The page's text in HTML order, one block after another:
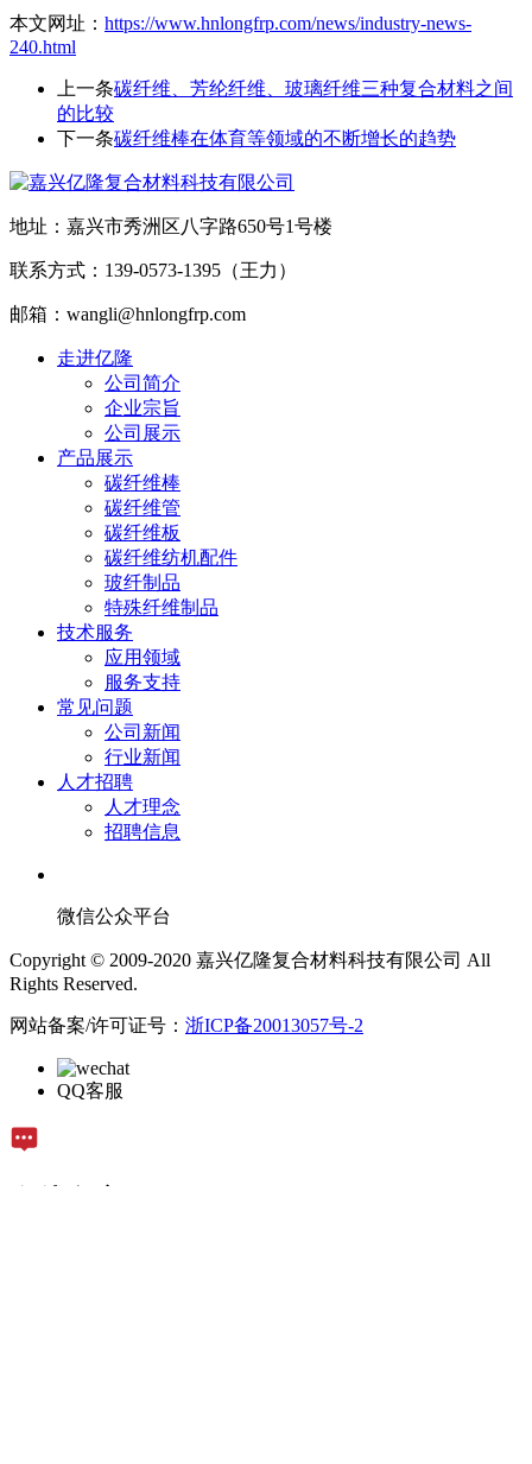
本文网址： https://www.hnlongfrp.com/news/industry-news-
240.html
上一条碳纤维、芳纶纤维、玻璃纤维三种复合材料之间
的比较
下一条碳纤维棒在体育等领域的不断增长的趋势
地址：嘉兴市秀洲区八字路650号1号楼
联系方式：139-0573-1395（王力）
邮箱：wangli@hnlongfrp.com
走进亿隆
公司简介
企业宗旨
公司展示
产品展示
碳纤维棒
碳纤维管
碳纤维板
碳纤维纺机配件
玻纤制品
特殊纤维制品
技术服务
应用领域
服务支持
常见问题
公司新闻
行业新闻
人才招聘
人才理念
招聘信息
微信公众平台
Copyright © 2009-2020 嘉兴亿隆复合材料科技有限公司 All
Rights Reserved.
网站备案/许可证号： 浙ICP备20013057号-2
QQ客服